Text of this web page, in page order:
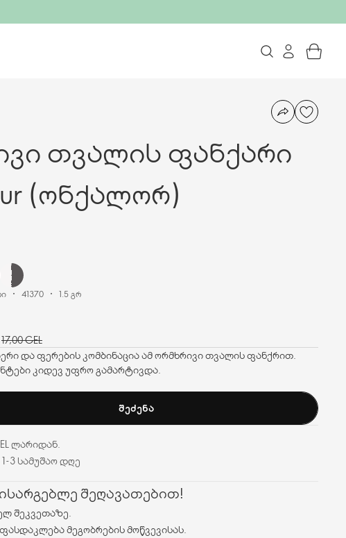
თვალის ფანქარი
(ონქალორ)
41370 1.5 გრ
17,00 GEL
და ფერების კომბინაცია ამ ორმხრივი თვალის ფანქრით.
კიდევ უფრო გამარტივდა.
ᲨᲔᲫᲔᲜᲐ
ლარიდან.
3 სამუშაო დღე
შეღავათებით!
შეკვეთაზე.
მეგობრების მოწვევისას.